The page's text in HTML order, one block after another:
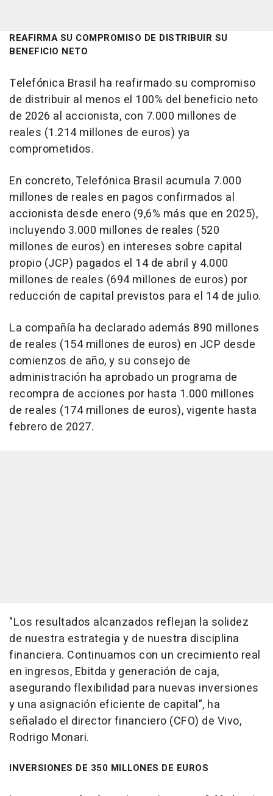
REAFIRMA SU COMPROMISO DE DISTRIBUIR SU
BENEFICIO NETO
Telefónica Brasil ha reafirmado su compromiso
de distribuir al menos el 100% del beneficio neto
de 2026 al accionista, con 7.000 millones de
reales (1.214 millones de euros) ya
comprometidos.
En concreto, Telefónica Brasil acumula 7.000
millones de reales en pagos confirmados al
accionista desde enero (9,6% más que en 2025),
incluyendo 3.000 millones de reales (520
millones de euros) en intereses sobre capital
propio (JCP) pagados el 14 de abril y 4.000
millones de reales (694 millones de euros) por
reducción de capital previstos para el 14 de julio.
La compañía ha declarado además 890 millones
de reales (154 millones de euros) en JCP desde
comienzos de año, y su consejo de
administración ha aprobado un programa de
recompra de acciones por hasta 1.000 millones
de reales (174 millones de euros), vigente hasta
febrero de 2027.
"Los resultados alcanzados reflejan la solidez
de nuestra estrategia y de nuestra disciplina
financiera. Continuamos con un crecimiento real
en ingresos, Ebitda y generación de caja,
asegurando flexibilidad para nuevas inversiones
y una asignación eficiente de capital", ha
señalado el director financiero (CFO) de Vivo,
Rodrigo Monari.
INVERSIONES DE 350 MILLONES DE EUROS